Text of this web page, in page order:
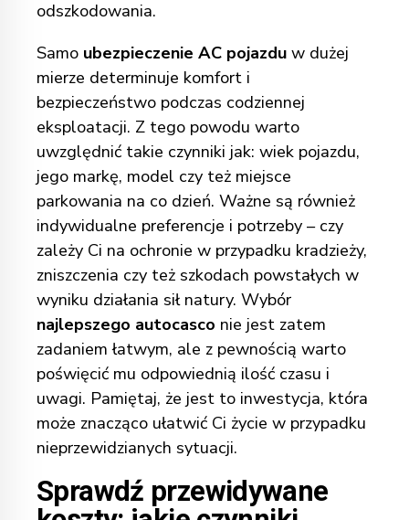
odszkodowania.
Samo ubezpieczenie AC pojazdu w dużej
mierze determinuje komfort i
bezpieczeństwo podczas codziennej
eksploatacji. Z tego powodu warto
uwzględnić takie czynniki jak: wiek pojazdu,
jego markę, model czy też miejsce
parkowania na co dzień. Ważne są również
indywidualne preferencje i potrzeby – czy
zależy Ci na ochronie w przypadku kradzieży,
zniszczenia czy też szkodach powstałych w
wyniku działania sił natury. Wybór
najlepszego autocasco nie jest zatem
zadaniem łatwym, ale z pewnością warto
poświęcić mu odpowiednią ilość czasu i
uwagi. Pamiętaj, że jest to inwestycja, która
może znacząco ułatwić Ci życie w przypadku
nieprzewidzianych sytuacji.
Sprawdź przewidywane